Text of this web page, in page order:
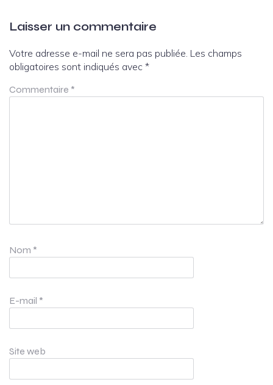
Laisser un commentaire
Votre adresse e-mail ne sera pas publiée. Les champs
obligatoires sont indiqués avec *
Commentaire *
Nom *
E-mail *
Site web